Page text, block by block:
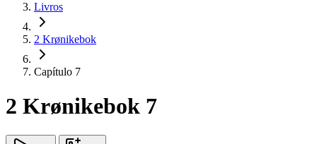
Livros
2 Krønikebok
Capítulo 7
2 Krønikebok 7